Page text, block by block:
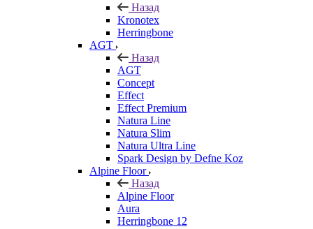
Назад
Kronotex
Herringbone
AGT
Назад
AGT
Concept
Effect
Effect Premium
Natura Line
Natura Slim
Natura Ultra Line
Spark Design by Defne Koz
Alpine Floor
Назад
Alpine Floor
Aura
Herringbone 12